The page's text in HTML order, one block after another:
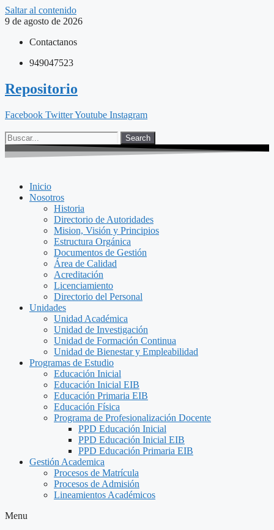
Saltar al contenido
9 de agosto de 2026
Contactanos
949047523
Repositorio
Facebook TwitterYoutube Instagram
Search
Inicio
Nosotros
Historia
Directorio de Autoridades
Mision, Visión y Principios
Estructura Orgánica
Documentos de Gestión
Área de Calidad
Acreditación
Licenciamiento
Directorio del Personal
Unidades
Unidad Académica
Unidad de Investigación
Unidad de Formación Continua
Unidad de Bienestar y Empleabilidad
Programas de Estudio
Educación Inicial
Educación Inicial EIB
Educación Primaria EIB
Educación Física
Programa de Profesionalización Docente
PPD Educación Inicial
PPD Educación Inicial EIB
PPD Educación Primaria EIB
Gestión Academica
Procesos de Matrícula
Procesos de Admisión
Lineamientos Académicos
Menu